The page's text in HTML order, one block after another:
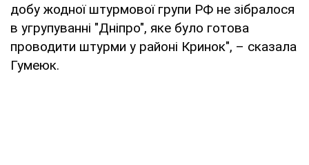
добу жодної штурмової групи РФ не зібралося
в угрупуванні "Дніпро", яке було готова
проводити штурми у районі Кринок", – сказала
Гумеюк.